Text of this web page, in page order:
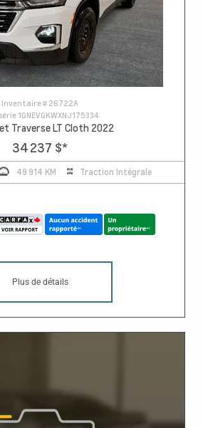
Inventaire # 26722A
1GNEVGKWXNJ175334
Traverse LT Cloth 2022
34 237 $*
49 914 KM Traction Intégrale
Plus de détails